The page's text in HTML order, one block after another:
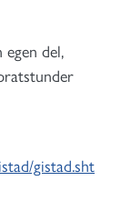
del,
gistad.sht